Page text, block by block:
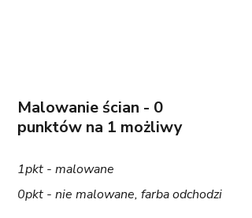
Malowanie ścian - 0
punktów na 1 możliwy
1pkt - malowane
0pkt - nie malowane, farba odchodzi